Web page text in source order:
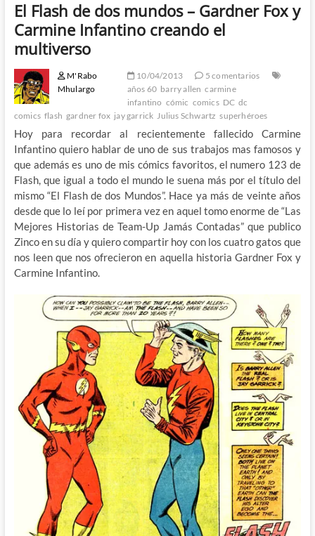
El Flash de dos mundos – Gardner Fox y
Carmine Infantino creando el
multiverso
M'Rabo
Mhulargo
10/04/2013
5 comentarios
años 60 barry allen carmine
infantino cómic comics DC dc
comics flash gardner fox jay garrick Julius Schwartz superhéroes
Hoy para recordar al recientemente fallecido Carmine
Infantino quiero hablar de uno de sus trabajos mas famosos y
que además es uno de mis cómics favoritos, el numero 123 de
Flash, que igual a todo el mundo le suena más por el título del
mismo “El Flash de dos Mundos”. Hace ya más de veinte años
desde que lo leí por primera vez en aquel tomo enorme de “Las
Mejores Historias de Team-Up Jamás Contadas” que publico
Zinco en su día y quiero compartir hoy con los cuatro gatos que
nos leen que nos ofrecieron en aquella historia Gardner Fox y
Carmine Infantino.